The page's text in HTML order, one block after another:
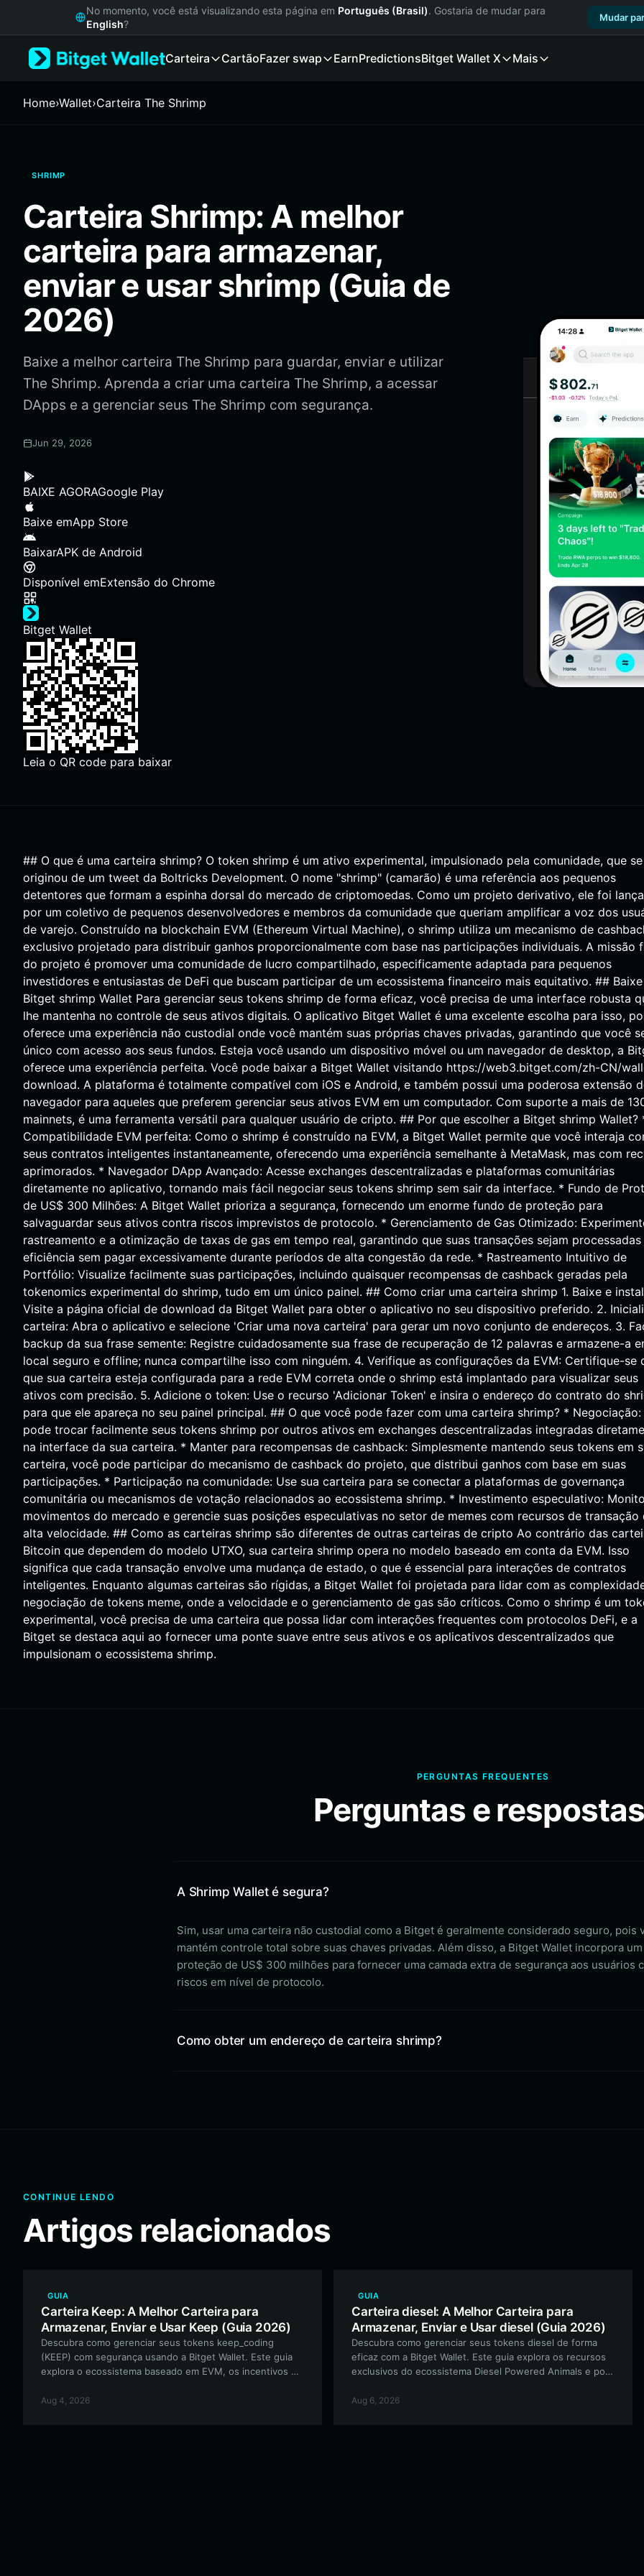
Русский
Italiano
繁體中文
Bahasa Indonesia
ภาษาไทย
Español
Português (Brasil)
Español (Argentina)
No momento, você está visualizando esta página em Português (Brasil). Gostaria de mudar para
English?
Mudar
Carteira CartãoFazer swap EarnPredictionsBitget Wallet X Mais
Home›Wallet›Carteira The Shrimp
SHRIMP
Carteira Shrimp: A melhor
carteira para armazenar,
enviar e usar shrimp (Guia de
2026)
Baixe a melhor carteira The Shrimp para guardar, enviar e utilizar
The Shrimp. Aprenda a criar uma carteira The Shrimp, a acessar
DApps e a gerenciar seus The Shrimp com segurança.
Jun 29, 2026
BAIXE AGORAGoogle Play
Baixe emApp Store
BaixarAPK de Android
Disponível emExtensão do Chrome
Bitget Wallet
Leia o QR code para baixar
## O que é uma carteira shrimp? O token shrimp é um ativo experimental, impulsionado pela comunidade, que se
originou de um tweet da Boltricks Development. O nome "shrimp" (camarão) é uma referência aos pequenos
detentores que formam a espinha dorsal do mercado de criptomoedas. Como um projeto derivativo, ele foi
por um coletivo de pequenos desenvolvedores e membros da comunidade que queriam amplificar a voz dos
de varejo. Construído na blockchain EVM (Ethereum Virtual Machine), o shrimp utiliza um mecanismo de
exclusivo projetado para distribuir ganhos proporcionalmente com base nas participações individuais. A missão
do projeto é promover uma comunidade de lucro compartilhado, especificamente adaptada para pequenos
investidores e entusiastas de DeFi que buscam participar de um ecossistema financeiro mais equitativo. ##
Bitget shrimp Wallet Para gerenciar seus tokens shrimp de forma eficaz, você precisa de uma interface robusta
lhe mantenha no controle de seus ativos digitais. O aplicativo Bitget Wallet é uma excelente escolha para isso,
oferece uma experiência não custodial onde você mantém suas próprias chaves privadas, garantindo que você
único com acesso aos seus fundos. Esteja você usando um dispositivo móvel ou um navegador de desktop, a
oferece uma experiência perfeita. Você pode baixar a Bitget Wallet visitando https://web3.bitget.com/zh-CN/
download. A plataforma é totalmente compatível com iOS e Android, e também possui uma poderosa extensão
navegador para aqueles que preferem gerenciar seus ativos EVM em um computador. Com suporte a mais de
mainnets, é uma ferramenta versátil para qualquer usuário de cripto. ## Por que escolher a Bitget shrimp Wallet?
Compatibilidade EVM perfeita: Como o shrimp é construído na EVM, a Bitget Wallet permite que você interaja
seus contratos inteligentes instantaneamente, oferecendo uma experiência semelhante à MetaMask, mas com
aprimorados. * Navegador DApp Avançado: Acesse exchanges descentralizadas e plataformas comunitárias
diretamente no aplicativo, tornando mais fácil negociar seus tokens shrimp sem sair da interface. * Fundo de
de US$ 300 Milhões: A Bitget Wallet prioriza a segurança, fornecendo um enorme fundo de proteção para
salvaguardar seus ativos contra riscos imprevistos de protocolo. * Gerenciamento de Gas Otimizado:
rastreamento e a otimização de taxas de gas em tempo real, garantindo que suas transações sejam processadas
eficiência sem pagar excessivamente durante períodos de alta congestão da rede. * Rastreamento Intuitivo de
Portfólio: Visualize facilmente suas participações, incluindo quaisquer recompensas de cashback geradas pela
tokenomics experimental do shrimp, tudo em um único painel. ## Como criar uma carteira shrimp 1. Baixe e
Visite a página oficial de download da Bitget Wallet para obter o aplicativo no seu dispositivo preferido. 2.
carteira: Abra o aplicativo e selecione 'Criar uma nova carteira' para gerar um novo conjunto de endereços. 3.
backup da sua frase semente: Registre cuidadosamente sua frase de recuperação de 12 palavras e armazene-a
local seguro e offline; nunca compartilhe isso com ninguém. 4. Verifique as configurações da EVM: Certifique-se
que sua carteira esteja configurada para a rede EVM correta onde o shrimp está implantado para visualizar seus
ativos com precisão. 5. Adicione o token: Use o recurso 'Adicionar Token' e insira o endereço do contrato do
para que ele apareça no seu painel principal. ## O que você pode fazer com uma carteira shrimp? * Negociação:
pode trocar facilmente seus tokens shrimp por outros ativos em exchanges descentralizadas integradas
na interface da sua carteira. * Manter para recompensas de cashback: Simplesmente mantendo seus tokens em
carteira, você pode participar do mecanismo de cashback do projeto, que distribui ganhos com base em suas
participações. * Participação na comunidade: Use sua carteira para se conectar a plataformas de governança
comunitária ou mecanismos de votação relacionados ao ecossistema shrimp. * Investimento especulativo:
movimentos do mercado e gerencie suas posições especulativas no setor de memes com recursos de transação
alta velocidade. ## Como as carteiras shrimp são diferentes de outras carteiras de cripto Ao contrário das
Bitcoin que dependem do modelo UTXO, sua carteira shrimp opera no modelo baseado em conta da EVM. Isso
significa que cada transação envolve uma mudança de estado, o que é essencial para interações de contratos
inteligentes. Enquanto algumas carteiras são rígidas, a Bitget Wallet foi projetada para lidar com as
negociação de tokens meme, onde a velocidade e o gerenciamento de gas são críticos. Como o shrimp é um
experimental, você precisa de uma carteira que possa lidar com interações frequentes com protocolos DeFi, e a
Bitget se destaca aqui ao fornecer uma ponte suave entre seus ativos e os aplicativos descentralizados que
impulsionam o ecossistema shrimp.
PERGUNTAS FREQUENTES
Perguntas e
A Shrimp Wallet é segura?
Sim, usar uma carteira não custodial como a Bitget é geralmente considerado seguro, pois
mantém controle total sobre suas chaves privadas. Além disso, a Bitget Wallet incorpora
proteção de US$ 300 milhões para fornecer uma camada extra de segurança aos usuários
riscos em nível de protocolo.
Como obter um endereço de carteira shrimp?
CONTINUE LENDO
Artigos relacionados
GUIA
Carteira Keep: A Melhor Carteira para
Armazenar, Enviar e Usar Keep (Guia 2026)
Descubra como gerenciar seus tokens keep_coding
(KEEP) com segurança usando a Bitget Wallet. Este guia
explora o ecossistema baseado em EVM, os incentivos da
economia criativa descentralizada.
Aug 4, 2026
GUIA
Carteira diesel: A Melhor Carteira para
Armazenar, Enviar e Usar diesel (Guia 2026)
Descubra como gerenciar seus tokens diesel de forma
eficaz com a Bitget Wallet. Este guia explora os recursos
exclusivos do ecossistema Diesel Powered Animals e por
baseados em EVM.
Aug 6, 2026